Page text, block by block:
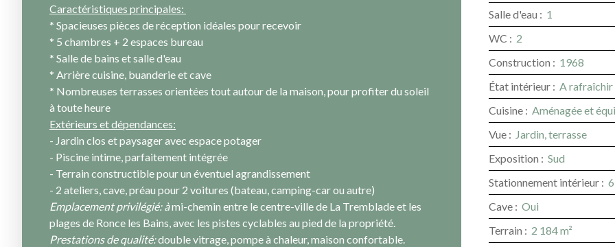
Caractéristiques principales:
* Spacieuses pièces de réception idéales pour recevoir
* 5 chambres + 2 espaces bureau
* Salle de bains et salle d'eau
* Arrière cuisine, buanderie et cave
* Nombreuses terrasses orientées tout autour de la maison, pour profiter du soleil
à toute heure
Extérieurs et dépendances:
- Jardin clos et paysager avec espace potager
- Piscine intime, parfaitement intégrée
- Terrain constructible pour un éventuel agrandissement
- 2 ateliers, cave, préau pour 2 voitures (bateau, camping-car ou autre)
Emplacement privilégié: àmi-chemin entre le centre-ville de La Tremblade et les
plages de Ronce les Bains, avec les pistes cyclables au pied de la propriété.
Prestations de qualité:double vitrage, pompe à chaleur, maison confortable.
Salle d'eau : 1
WC : 2
Construction : 1968
État intérieur : A rafraîchir
Cuisine : Aménagée et
Vue : Jardin, terrasse
Exposition : Sud
Stationnement intérieur : 6
Cave : Oui
Terrain : 2 184m²